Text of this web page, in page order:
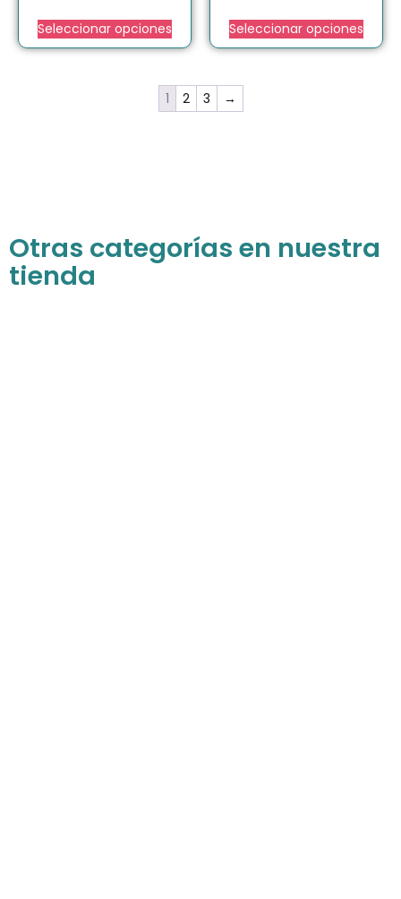
Seleccionar opciones Seleccionar opciones
1 2 3 →
Otras categorías en nuestra
tienda